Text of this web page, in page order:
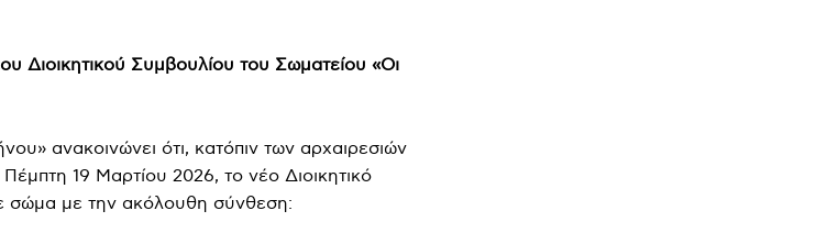
Διοικητικού Συμβουλίου του Σωματείου «Οι
ανακοινώνει ότι, κατόπιν των αρχαιρεσιών
19 Μαρτίου 2026, το νέο Διοικητικό
σώμα με την ακόλουθη σύνθεση: